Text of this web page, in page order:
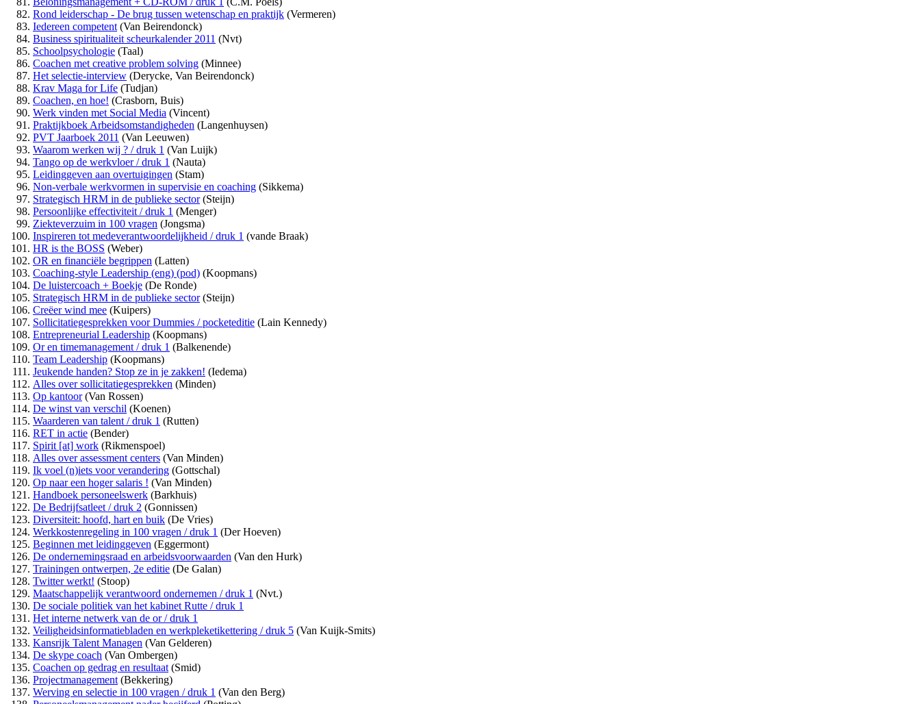
Rond leiderschap - De brug tussen wetenschap en praktijk (Vermeren)
Iedereen competent (Van Beirendonck)
Business spiritualiteit scheurkalender 2011 (Nvt)
Schoolpsychologie (Taal)
Coachen met creative problem solving (Minnee)
Het selectie-interview (Derycke, Van Beirendonck)
Krav Maga for Life (Tudjan)
Coachen, en hoe! (Crasborn, Buis)
Werk vinden met Social Media (Vincent)
Praktijkboek Arbeidsomstandigheden (Langenhuysen)
PVT Jaarboek 2011 (Van Leeuwen)
Waarom werken wij ? / druk 1 (Van Luijk)
Tango op de werkvloer / druk 1 (Nauta)
Leidinggeven aan overtuigingen (Stam)
Non-verbale werkvormen in supervisie en coaching (Sikkema)
Strategisch HRM in de publieke sector(Steijn)
Persoonlijke effectiviteit / druk 1 (Menger)
Ziekteverzuim in 100 vragen (Jongsma)
Inspireren tot medeverantwoordelijkheid / druk 1 (vande Braak)
HR is the BOSS (Weber)
OR en financiële begrippen (Latten)
Coaching-style Leadership (eng) (pod) (Koopmans)
De luistercoach + Boekje (De Ronde)
Strategisch HRM in de publieke sector(Steijn)
Creëer wind mee (Kuipers)
Sollicitatiegesprekken voor Dummies / pocketeditie (Lain Kennedy)
Entrepreneurial Leadership (Koopmans)
Or en timemanagement / druk 1 (Balkenende)
Team Leadership (Koopmans)
Jeukende handen? Stop ze in je zakken! (Iedema)
Alles over sollicitatiegesprekken (Minden)
Op kantoor(Van Rossen)
De winst van verschil (Koenen)
Waarderen van talent / druk 1 (Rutten)
RET in actie (Bender)
Spirit [at] work (Rikmenspoel)
Alles over assessment centers (Van Minden)
Ik voel (n)iets voor verandering (Gottschal)
Op naar een hoger salaris ! (Van Minden)
Handboek personeelswerk (Barkhuis)
De Bedrijfsatleet / druk 2 (Gonnissen)
Diversiteit: hoofd, hart en buik (De Vries)
Werkkostenregeling in 100 vragen / druk 1 (Der Hoeven)
Beginnen met leidinggeven (Eggermont)
De ondernemingsraad en arbeidsvoorwaarden (Van den Hurk)
Trainingen ontwerpen, 2e editie (De Galan)
Twitter werkt! (Stoop)
Maatschappelijk verantwoord ondernemen / druk 1 (Nvt.)
De sociale politiek van het kabinet Rutte / druk 1
Het interne netwerk van de or / druk 1
Veiligheidsinformatiebladen en werkpleketikettering / druk 5 (Van Kuijk-Smits)
Kansrijk Talent Managen (Van Gelderen)
De skype coach (Van Ombergen)
Coachen op gedrag en resultaat (Smid)
Projectmanagement (Bekkering)
Werving en selectie in 100 vragen / druk 1 (Van den Berg)